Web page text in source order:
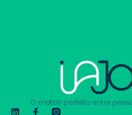
O match perfeito entre